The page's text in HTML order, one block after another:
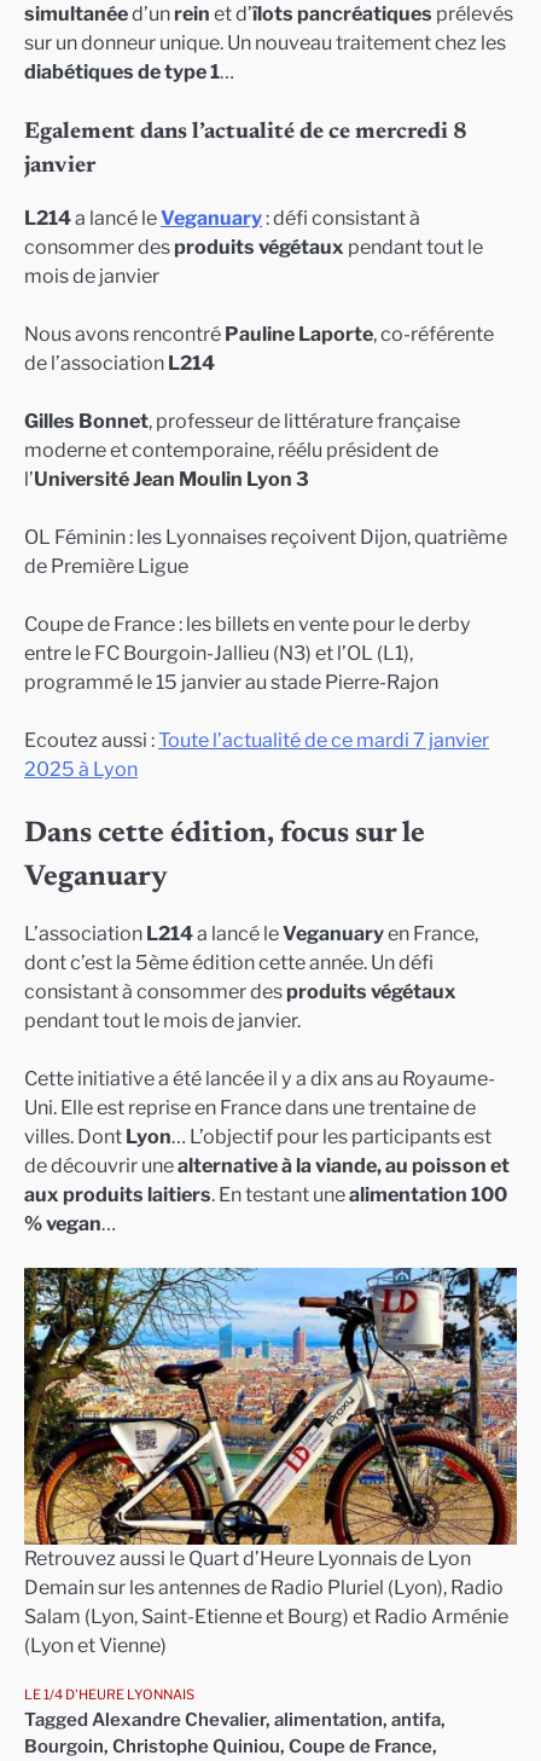
simultanéed’un rein et d’îlots pancréatiques prélevés
sur un donneur unique. Un nouveau traitement chez les
diabétiques de type 1…
Egalement dans l’actualité de ce mercredi 8
janvier
L214a lancé leVeganuary: défi consistant à
consommer des produits végétaux pendant tout le
mois de janvier
Nous avons rencontré Pauline Laporte, co-référente
de l’association L214
Gilles Bonnet, professeur de littérature française
moderne et contemporaine, réélu président de
l’Université Jean Moulin Lyon 3
OL Féminin : les Lyonnaises reçoivent Dijon, quatrième
de Première Ligue
Coupe de France : les billets en vente pour le derby
entre le FC Bourgoin-Jallieu (N3) et l’OL (L1),
programmé le 15 janvier au stade Pierre-Rajon
Ecoutez aussi :Toute l’actualité de ce mardi 7 janvier
2025 à Lyon
Dans cette édition, focus sur le
Veganuary
L’association L214a lancé leVeganuaryen France,
dont c’est la 5ème édition cette année. Un défi
consistant à consommer des produits végétaux
pendant tout le mois de janvier.
Cette initiative a été lancée il y a dix ans au Royaume-
Uni. Elle est reprise en France dans une trentaine de
villes. Dont Lyon… L’objectif pour les participants est
de découvrir unealternative à la viande, au poisson et
aux produits laitiers. En testant unealimentation 100
% vegan…
Retrouvez aussi le Quart d’Heure Lyonnais de Lyon
Demain sur les antennes de Radio Pluriel (Lyon), Radio
Salam (Lyon, Saint-Etienne et Bourg) et Radio Arménie
(Lyon et Vienne)
LE 1/4 D'HEURE LYONNAIS
Tagged Alexandre Chevalier, alimentation, antifa,
Bourgoin, Christophe Quiniou, Coupe de France,